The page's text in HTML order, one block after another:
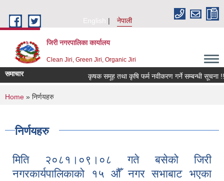
English
नेपाली
जिरी नगरपालिका कार्यालय
Clean Jiri, Green Jiri, Organic Jiri
समाचार कृषक समूह तथा कृषि फर्म नवीकरण गर्ने सम्बन्धी सूचना !!!!
You are here
Home » निर्णयहरु
निर्णयहरु
मिति २०८१।०९।०८ गते बसेको जिरी
नगरकार्यपालिकाको १५ औँ नगर सभाबाट भएका